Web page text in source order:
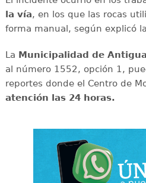
la vía, en los que las rocas
forma manual, según explicó
La Municipalidad de
al número 1552, opción 1,
reportes donde el Centro de
atención las 24 horas.